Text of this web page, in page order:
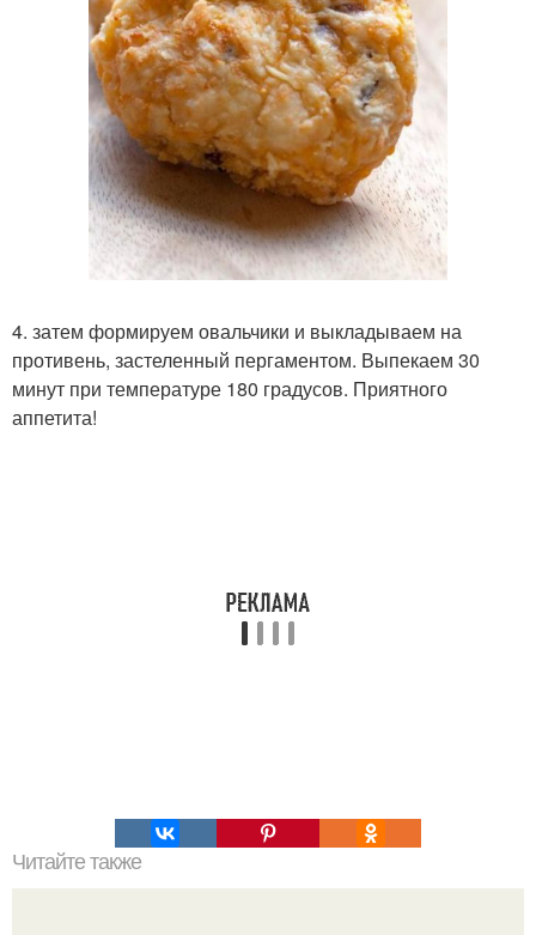
4. затем формируем овальчики и выкладываем на
противень, застеленный пергаментом. Выпекаем 30
минут при температуре 180 градусов. Приятного
аппетита!
Читайте также